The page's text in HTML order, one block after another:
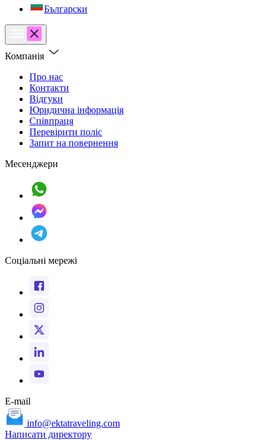
Български
Компанія
Про нас
Контакти
Відгуки
Юридична інформація
Співпраця
Перевірити поліс
Запит на повернення
Месенджери
Соціальні мережі
E-mail
info@ektatraveling.com
Написати директору